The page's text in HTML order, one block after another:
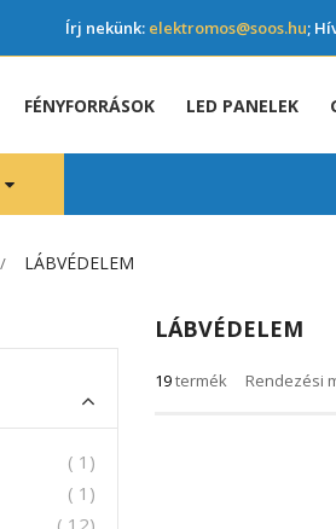
Írj nekünk: elektromos@soos.hu;
FÉNYFORRÁSOK LED PANELEK
LÁBVÉDELEM
LÁBVÉDELEM
19termék Rendezési
1 termék
1 termék
12termék